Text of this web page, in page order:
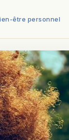
être personnel